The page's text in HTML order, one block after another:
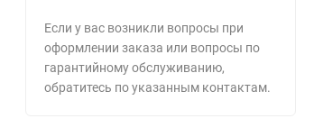
Если у вас возникли вопросы при
оформлении заказа или вопросы по
гарантийному обслуживанию,
обратитесь по указанным контактам.